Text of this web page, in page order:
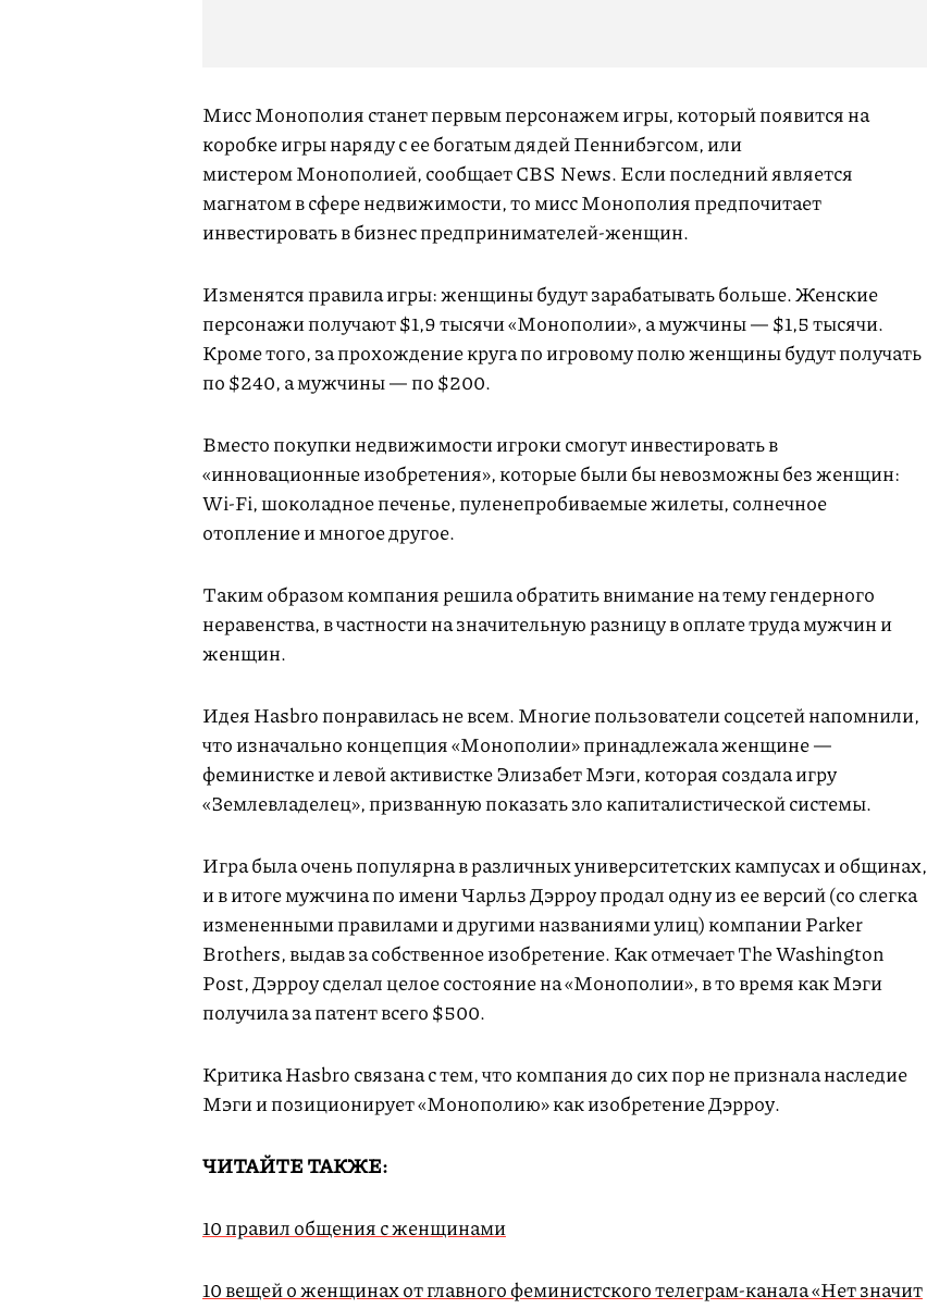
Мисс Монополия станет первым персонажем игры, который появится на
коробке игры наряду с ее богатым дядей Пеннибэгсом, или
мистером Монополией, сообщает CBS News. Если последний является
магнатом в сфере недвижимости, то мисс Монополия предпочитает
инвестировать в бизнес предпринимателей-женщин.
Изменятся правила игры: женщины будут зарабатывать больше. Женские
персонажи получают $1,9 тысячи «Монополии», а мужчины — $1,5 тысячи.
Кроме того, за прохождение круга по игровому полю женщины будут получать
по $240, а мужчины — по $200.
Вместо покупки недвижимости игроки смогут инвестировать в
«инновационные изобретения», которые были бы невозможны без женщин:
Wi-Fi, шоколадное печенье, пуленепробиваемые жилеты, солнечное
отопление и многое другое.
Таким образом компания решила обратить внимание на тему гендерного
неравенства, в частности на значительную разницу в оплате труда мужчин и
женщин.
Идея Hasbro понравилась не всем. Многие пользователи соцсетей напомнили,
что изначально концепция «Монополии» принадлежала женщине —
феминистке и левой активистке Элизабет Мэги, которая создала игру
«Землевладелец», призванную показать зло капиталистической системы.
Игра была очень популярна в различных университетских кампусах и общинах,
и в итоге мужчина по имени Чарльз Дэрроу продал одну из ее версий (со слегка
измененными правилами и другими названиями улиц) компании Parker
Brothers, выдав за собственное изобретение. Как отмечает The Washington
Post, Дэрроу сделал целое состояние на «Монополии», в то время как Мэги
получила за патент всего $500.
Критика Hasbro связана с тем, что компания до сих пор не признала наследие
Мэги и позиционирует «Монополию» как изобретение Дэрроу.
ЧИТАЙТЕ ТАКЖЕ:
10 правил общения с женщинами
10 вещей о женщинах от главного феминистского телеграм-канала «Нет значит